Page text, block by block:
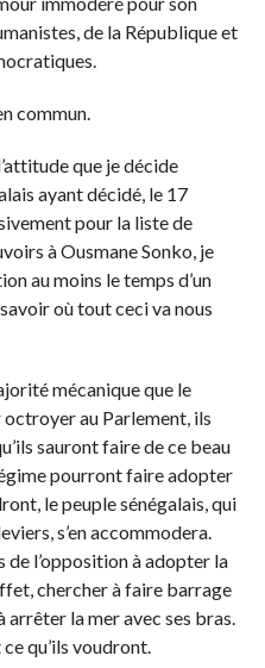
de la République et
commun.
que je décide
ayant décidé, le 17
pour la liste de
à Ousmane Sonko, je
au moins le temps d’un
où tout ceci va nous
mécanique que le
au Parlement, ils
sauront faire de ce beau
pourront faire adopter
le peuple sénégalais, qui
s’en accommodera.
de l’opposition à adopter la
chercher à faire barrage
arrêter la mer avec ses bras.
qu’ils voudront.